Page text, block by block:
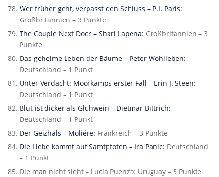
Wer früher geht, verpasst den Schluss – P.I. Paris:
Großbritannien – 3 Punkte
The Couple Next Door – Shari Lapena: Großbritannien – 3
Punkte
Das geheime Leben der Bäume – Peter Wohlleben:
Deutschland – 1 Punkt
Unter Verdacht: Moorkamps erster Fall – Erin J. Steen:
Deutschland – 1 Punkt
Blut ist dicker als Glühwein – Dietmar Bittrich:
Deutschland – 1 Punkt
Der Geizhals – Moliére: Frankreich – 3 Punkte
Die Liebe kommt auf Samtpfoten – Ira Panic: Deutschland
– 1 Punkt
Die man nicht sieht – Lucía Puenzo: Uruguay – 5 Punkte